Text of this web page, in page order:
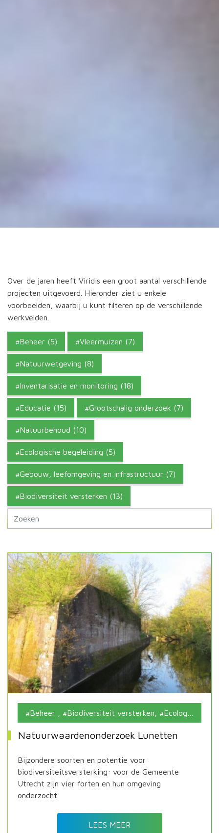
Over de jaren heeft Viridis een groot aantal verschillende
projecten uitgevoerd. Hieronder ziet u enkele
voorbeelden, waarbij u kunt filteren op de verschillende
werkvelden.
Beheer (5) Vleermuizen (7)
Natuurwetgeving (8)
Inventarisatie en monitoring (18)
Educatie (15) Grootschalig onderzoek (7)
Natuurbehoud (10)
Ecologische begeleiding (5)
Gebouw, leefomgeving en infrastructuur (7)
Biodiversiteit versterken (13)
Beheer Biodiversiteit versterken Ecologische begeleiding
Natuurwaardenonderzoek Lunetten
Bijzondere soorten en potentie voor
biodiversiteitsversterking: voor de Gemeente
Utrecht zijn vier forten en hun omgeving
onderzocht.
LEES MEER